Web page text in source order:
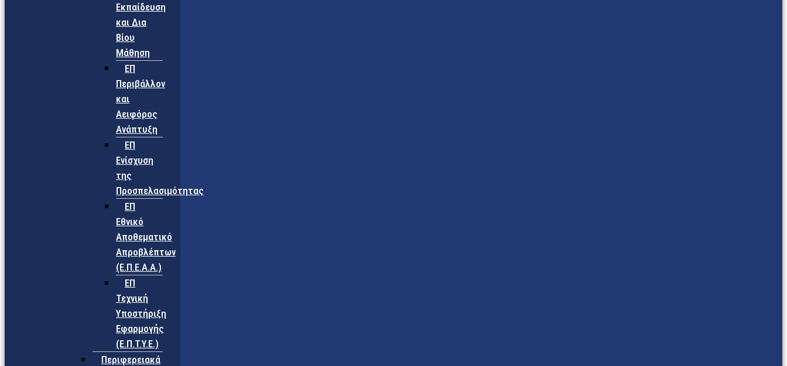
Εκπαίδευση
και Δια
Βίου
Μάθηση
ΕΠ
Περιβάλλον
και
Αειφόρος
Ανάπτυξη
ΕΠ
Ενίσχυση
της
Προσπελασιμότητας
ΕΠ
Εθνικό
Αποθεματικό
Απροβλέπτων
(Ε.Π.Ε.Α.Α.)
ΕΠ
Τεχνική
Υποστήριξη
Εφαρμογής
(Ε.Π.Τ.Υ.Ε.)
Περιφερειακά